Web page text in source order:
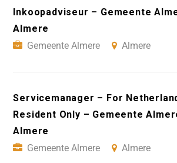
Inkoopadviseur – Gemeente
Almere
Gemeente Almere
Almere
Servicemanager – For
Resident Only – Gemeente
Almere
Gemeente Almere
Almere